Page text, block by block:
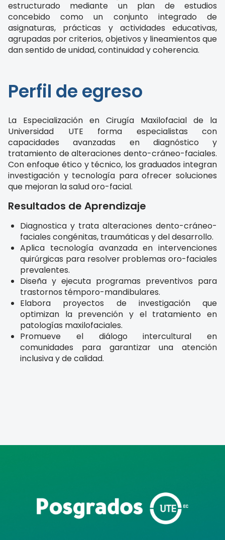
estructurado mediante un plan de estudios
concebido como un conjunto integrado de
asignaturas, prácticas y actividades educativas,
agrupadas por criterios, objetivos y lineamientos que
dan sentido de unidad, continuidad y coherencia.
Perfil de egreso
La Especialización en Cirugía Maxilofacial de la
Universidad UTE forma especialistas con
capacidades avanzadas en diagnóstico y
tratamiento de alteraciones dento-cráneo-faciales.
Con enfoque ético y técnico, los graduados integran
investigación y tecnología para ofrecer soluciones
que mejoran la salud oro-facial.
Resultados de Aprendizaje
Diagnostica y trata alteraciones dento-cráneo-
faciales congénitas, traumáticas y del desarrollo.
Aplica tecnología avanzada en intervenciones
quirúrgicas para resolver problemas oro-faciales
prevalentes.
Diseña y ejecuta programas preventivos para
trastornos témporo-mandibulares.
Elabora proyectos de investigación que
optimizan la prevención y el tratamiento en
patologías maxilofaciales.
Promueve el diálogo intercultural en
comunidades para garantizar una atención
inclusiva y de calidad.